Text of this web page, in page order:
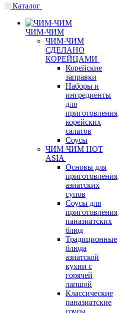
Каталог
ЧИМ-ЧИМ
ЧИМ-ЧИМ
СДЕЛАНО
КОРЕЙЦАМИ
Корейские
заправки
Наборы и
ингредиенты
для
приготовления
корейских
салатов
Соусы
ЧИМ-ЧИМ HOT
ASIA
Основы для
приготовления
азиатских
супов
Соусы для
приготовления
паназиатских
блюд
Традиционные
блюда
азиатской
кухни с
горячей
лапшой
Классические
паназиатские
соусы